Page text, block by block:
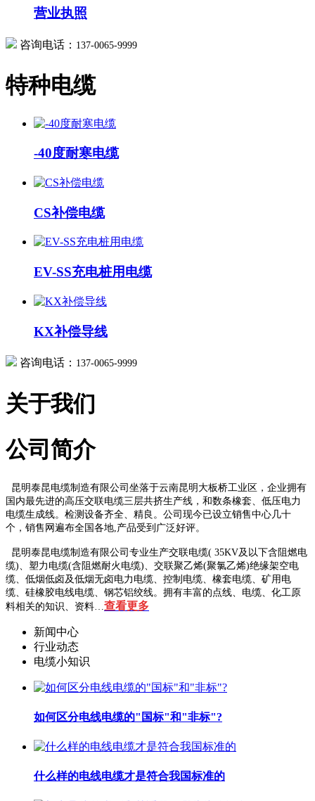
营业执照
咨询电话： 137-0065-9999
特种电缆
-40度耐寒电缆
CS补偿电缆
EV-SS充电桩用电缆
KX补偿导线
咨询电话： 137-0065-9999
关于我们
公司简介
昆明泰昆电缆制造有限公司坐落于云南昆明大板桥工业区，企业拥有
国内最先进的高压交联电缆三层共挤生产线，和数条橡套、低压电力
电缆生成线。检测设备齐全、精良。公司现今已设立销售中心几十
个，销售网遍布全国各地,产品受到广泛好评。
昆明泰昆电缆制造有限公司专业生产交联电缆( 35KV及以下含阻燃电
缆)、塑力电缆(含阻燃耐火电缆)、交联聚乙烯(聚氯乙烯)绝缘架空电
缆、低烟低卤及低烟无卤电力电缆、控制电缆、橡套电缆、矿用电
缆、硅橡胶电线电缆、钢芯铝绞线。拥有丰富的点线、电缆、化工原
料相关的知识、资料… 查看更多
新闻中心
行业动态
电缆小知识
如何区分电线电缆的"国标"和"非标"?
什么样的电线电缆才是符合我国标准的